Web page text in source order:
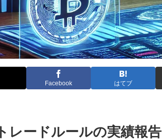
Facebook はてブ
レードルールの実績報告